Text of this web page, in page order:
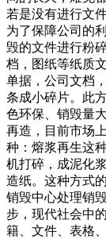
若是没有进行文
为了保障公司的
毁的文件进行粉
档，图纸等纸质
单据，公司文档
条成小碎片。此
色环保、销毁量
再造，目前市场
种：熔浆再生这
机打碎，成泥化
造纸。这种方式
销毁中心处理销
步，现代社会中
籍、文件、表格